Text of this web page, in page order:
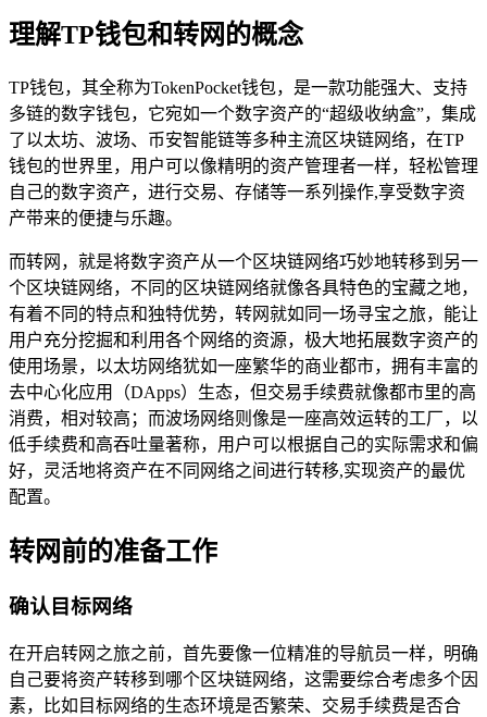
理解TP钱包和转网的概念
TP钱包，其全称为TokenPocket钱包，是一款功能强大、支持
多链的数字钱包，它宛如一个数字资产的“超级收纳盒”，集成
了以太坊、波场、币安智能链等多种主流区块链网络，在TP
钱包的世界里，用户可以像精明的资产管理者一样，轻松管理
自己的数字资产，进行交易、存储等一系列操作,享受数字资
产带来的便捷与乐趣。
而转网，就是将数字资产从一个区块链网络巧妙地转移到另一
个区块链网络，不同的区块链网络就像各具特色的宝藏之地，
有着不同的特点和独特优势，转网就如同一场寻宝之旅，能让
用户充分挖掘和利用各个网络的资源，极大地拓展数字资产的
使用场景，以太坊网络犹如一座繁华的商业都市，拥有丰富的
去中心化应用（DApps）生态，但交易手续费就像都市里的高
消费，相对较高；而波场网络则像是一座高效运转的工厂，以
低手续费和高吞吐量著称，用户可以根据自己的实际需求和偏
好，灵活地将资产在不同网络之间进行转移,实现资产的最优
配置。
转网前的准备工作
确认目标网络
在开启转网之旅之前，首先要像一位精准的导航员一样，明确
自己要将资产转移到哪个区块链网络，这需要综合考虑多个因
素，比如目标网络的生态环境是否繁荣、交易手续费是否合